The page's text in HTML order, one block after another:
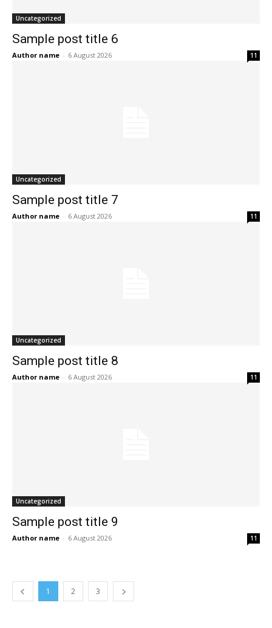
Uncategorized
Sample post title 6
Author name - 6 August 2026 11
Uncategorized
Sample post title 7
Author name - 6 August 2026 11
Uncategorized
Sample post title 8
Author name - 6 August 2026 11
Uncategorized
Sample post title 9
Author name - 6 August 2026 11
1 2 3